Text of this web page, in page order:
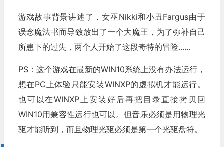
游戏故事背景讲述了，女巫Nikki和小丑Fargus由于
误念魔法书而导致放出了一个大魔王，为了弥补自己
所患下的过失，两个人开始了这段奇特的冒险......
PS：这个游戏在最新的WIN10系统上没有办法运行，
想在PC上体验只能安装WINXP的虚拟机才能运行。
也可以在WINXP上安装好后再把目录直接拷贝回
WIN10用兼容性运行也可以。但音乐必须是用物理光
驱才能听到，而且物理光驱必须是第一个光驱盘符。